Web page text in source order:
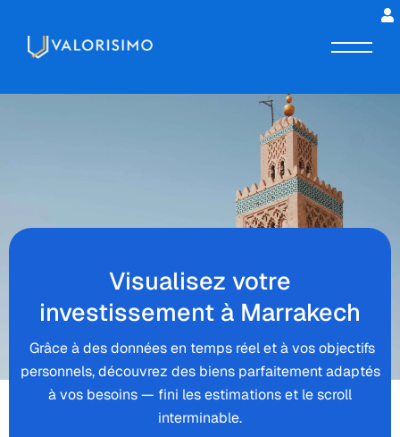
Visualisez votre
investissement à Marrakech
Grâce à des données en temps réel et à vos objectifs
personnels, découvrez des biens parfaitement adaptés
à vos besoins — fini les estimations et le scroll
interminable.